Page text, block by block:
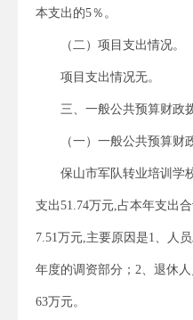
本支出的5％。
（二）项目支出情况。
项目支出情况无。
三、一般公共预算财政
（一）一般公共预算
保山市军队转业培训学
支出51.74万元,占本年支出
7.51万元,主要原因是1、人
年度的调资部分；2、退休
63万元。